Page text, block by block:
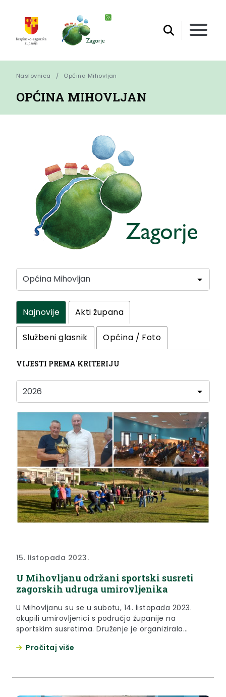
Naslovnica Općina Mihovljan
OPĆINA MIHOVLJAN
Najnovije Akti župana
Službeni glasnik Općina / Foto
VIJESTI PREMA KRITERIJU
15. listopada 2023.
U Mihovljanu održani sportski susreti
zagorskih udruga umirovljenika
U Mihovljanu su se u subotu, 14. listopada 2023.
okupili umirovljenici s područja županije na
sportskim susretima. Druženje je organizirala
sudjelovali umirovljenici iz Zlatara, Zlatar Bistrice,
Pročitaj više